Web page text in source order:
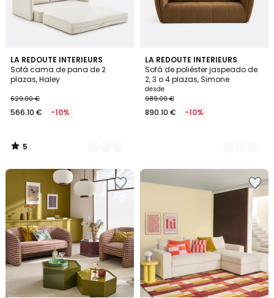
LA REDOUTE INTERIEURS
Sofá cama de pana de 2
plazas, Haley
629.00 €
566.10 € -10%
5
/
5
2
Colores
5
/
LA REDOUTE INTERIEURS
Sofá de poliéster jaspeado de
2, 3 o 4 plazas, Simone
desde
989.00 €
890.10 € -10%
5
Colores